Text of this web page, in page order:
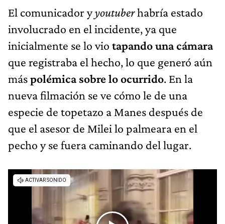
El comunicador yyoutuberhabría estado
involucrado en el incidente, ya que
inicialmente se lo vio tapando una cámara
que registraba el hecho, lo que generó aún
máspolémica sobre lo ocurrido. En la
nueva filmación se ve cómo le de una
especie de topetazo a Manes después de
que el asesor de Milei lo palmeara en el
pecho y se fuera caminando del lugar.